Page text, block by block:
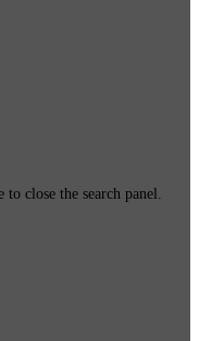
to close the search panel.